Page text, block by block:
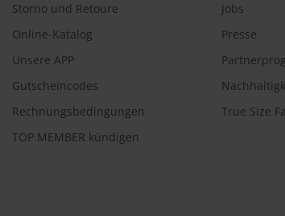
Storno und Retoure
Online-Katalog
Unsere APP
Gutscheincodes
Rechnungsbedingungen
TOP MEMBER kündigen
Jobs
Presse
True Size